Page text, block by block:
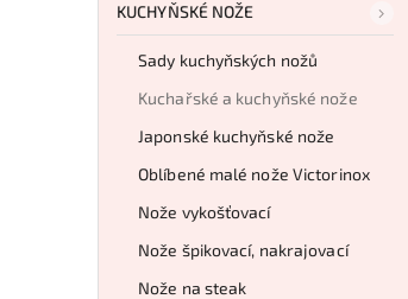
KUCHYŇSKÉ NOŽE
Sady kuchyňských nožů
Kuchařské a kuchyňské nože
Japonské kuchyňské nože
Oblíbené malé nože Victorinox
Nože vykošťovací
Nože špikovací, nakrajovací
Nože na steak